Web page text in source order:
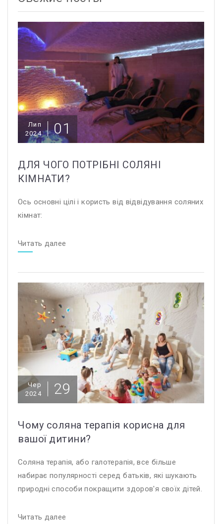
Лип
2024
01
ДЛЯ ЧОГО ПОТРІБНІ СОЛЯНІ
КІМНАТИ?
Ось основні цілі і користь від відвідування соляних
кімнат:
Читать далее
Чер
2024
29
Чому соляна терапія корисна для
вашої дитини?
Соляна терапія, або галотерапія, все більше
набирає популярності серед батьків, які шукають
природні способи покращити здоров'я своїх дітей.
Читать далее